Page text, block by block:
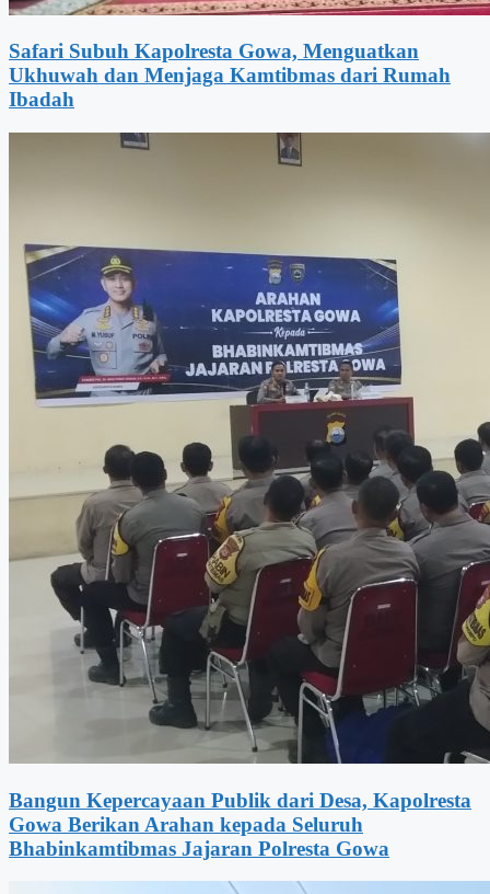
Safari Subuh Kapolresta Gowa, Menguatkan
Ukhuwah dan Menjaga Kamtibmas dari Rumah
Ibadah
Bangun Kepercayaan Publik dari Desa, Kapolresta
Gowa Berikan Arahan kepada Seluruh
Bhabinkamtibmas Jajaran Polresta Gowa